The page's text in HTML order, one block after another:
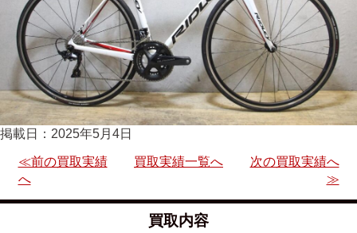
掲載日：2025年5月4日
≪前の買取実績
へ
買取実績一覧へ
次の買取実績へ
≫
買取内容